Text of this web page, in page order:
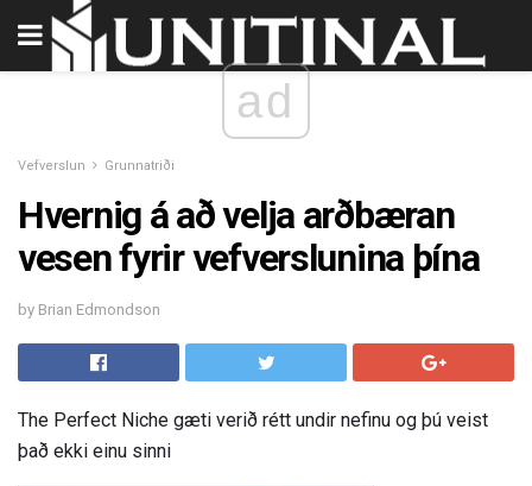
ad
Vefverslun Grunnatriði
Hvernig á að velja arðbæran
vesen fyrir vefverslunina þína
by Brian Edmondson
The Perfect Niche gæti verið rétt undir nefinu og þú veist
það ekki einu sinni